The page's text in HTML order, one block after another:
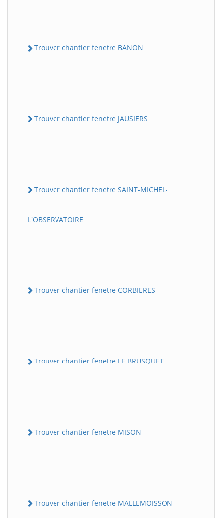
Trouver chantier fenetre BANON
Trouver chantier fenetre JAUSIERS
Trouver chantier fenetre SAINT-MICHEL-
L'OBSERVATOIRE
Trouver chantier fenetre CORBIERES
Trouver chantier fenetre LE BRUSQUET
Trouver chantier fenetre MISON
Trouver chantier fenetre MALLEMOISSON